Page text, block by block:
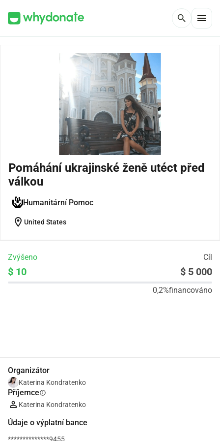
search menu
Pomáhání ukrajinské ženě utéct před
válkou
Humanitární Pomoc
location_on United States
Zvýšeno Cíl
$ 10 $ 5 000
0,2%financováno
Organizátor
Katerina Kondratenko
Příjemceinfo
Katerina Kondratenko
Údaje o výplatní bance
**************9455